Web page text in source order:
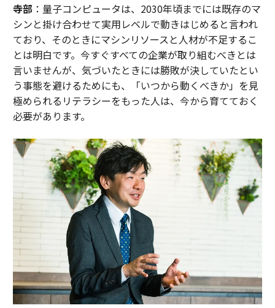
寺部 ：量子コンピュータは、2030年頃までには既存のマ
シンと掛け合わせて実用レベルで動きはじめると言われ
ており、そのときにマシンリソースと人材が不足するこ
とは明白です。今すぐすべての企業が取り組むべきとは
言いませんが、気づいたときには勝敗が決していたとい
う事態を避けるためにも、「いつから動くべきか」を見
極められるリテラシーをもった人は、今から育てておく
必要があります。